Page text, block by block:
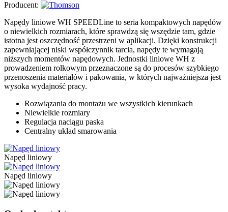
Producent:
Napędy liniowe WH SPEEDLine to seria kompaktowych napędów
o niewielkich rozmiarach, które sprawdzą się wszędzie tam, gdzie
istotna jest oszczędność przestrzeni w aplikacji. Dzięki konstrukcji
zapewniającej niski współczynnik tarcia, napędy te wymagają
niższych momentów napędowych. Jednostki liniowe WH z
prowadzeniem rolkowym przeznaczone są do procesów szybkiego
przenoszenia materiałów i pakowania, w których najważniejsza jest
wysoka wydajność pracy.
Rozwiązania do montażu we wszystkich kierunkach
Niewielkie rozmiary
Regulacja naciągu paska
Centralny układ smarowania
Napęd liniowy
Napęd liniowy